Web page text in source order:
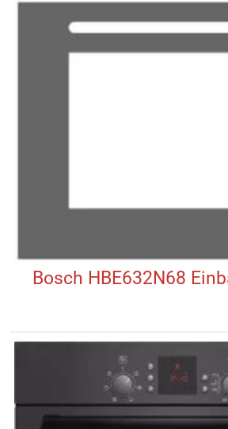
Bosch HBE632N68